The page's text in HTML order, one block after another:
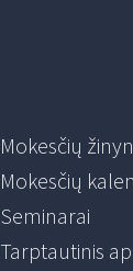
Mokesčių
Mokesčių
Seminarai
Tarptautinis